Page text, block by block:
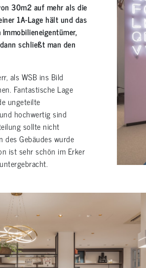
30m2 auf mehr als die
1A-Lage hält und das
schließt man den
als WSB ins Bild
Fantastische Lage
ungeteilte
hochwertig sind
sollte nicht
des Gebäudes wurde
ist sehr schön im Erker